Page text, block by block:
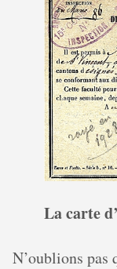
La carte
N’oublions pas